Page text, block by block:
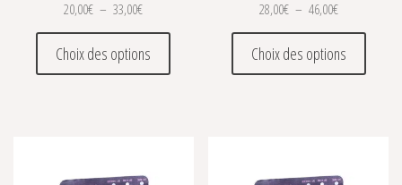
20,00€ – 33,00€Plage de prix : 20,00€ à 33,00€
Choix des options
Ce produit a plusieurs variations. Les
28,00€ – 46,00€Plage de prix
Choix des options
Ce